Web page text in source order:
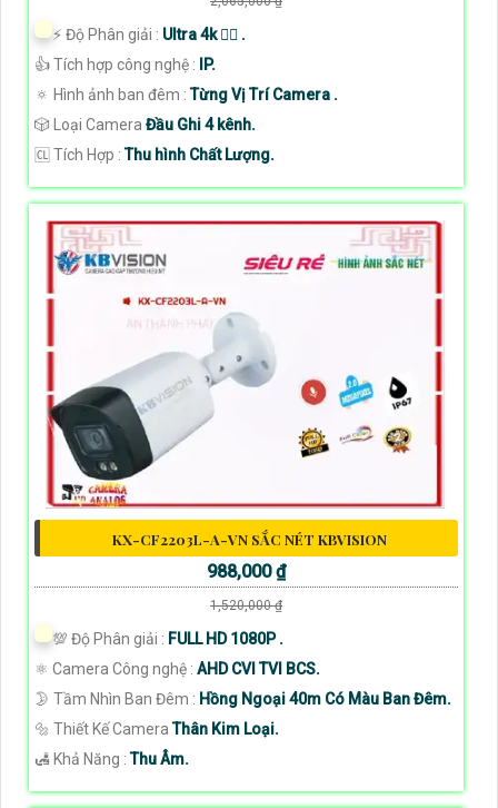
️⚡ Độ Phân giải : Ultra 4k 👍🏾 .
👍 Tích hợp công nghệ :
IP.
🔅 Hình ảnh ban đêm :Từng Vị Trí Camera .
🎲 Loại Camera Đầu Ghi 4 kênh.
️🆑 Tích Hợp :Thu hình Chất Lượng.
KX-CF2203L-A-VN SẮC NÉT KBVISION
988,000 ₫
1,520,000 ₫
💯 Độ Phân giải : FULL HD 1080P .
⚛️ Camera Công nghệ : AHD CVI TVI BCS.
🌛 Tầm Nhìn Ban Đêm : Hồng Ngoại 40m Có Màu Ban Đêm.
🔩 Thiết Kế CameraThân Kim Loại.
️🛃 Khả Năng :Thu Âm.